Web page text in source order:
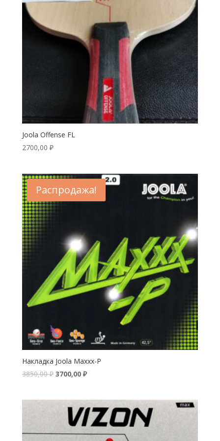
Joola Offense FL
2700,00 ₽
Распродажа!
Накладка Joola Maxxx-P
3850,00₽ 3700,00 ₽